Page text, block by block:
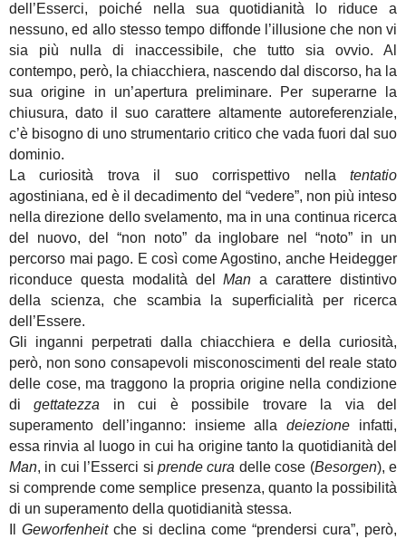
dell’Esserci, poiché nella sua quotidianità lo riduce a
nessuno, ed allo stesso tempo diffonde l’illusione che non vi
sia più nulla di inaccessibile, che tutto sia ovvio. Al
contempo, però, la chiacchiera, nascendo dal discorso, ha la
sua origine in un’apertura preliminare. Per superarne la
chiusura, dato il suo carattere altamente autoreferenziale,
c’è bisogno di uno strumentario critico che vada fuori dal suo
dominio.
La curiosità trova il suo corrispettivo nella tentatio
agostiniana, ed è il decadimento del “vedere”, non più inteso
nella direzione dello svelamento, ma in una continua ricerca
del nuovo, del “non noto” da inglobare nel “noto” in un
percorso mai pago. E così come Agostino, anche Heidegger
riconduce questa modalità del
Mana carattere distintivo
della scienza, che scambia la superficialità per ricerca
dell’Essere.
Gli inganni perpetrati dalla chiacchiera e della curiosità,
però, non sono consapevoli misconoscimenti del reale stato
delle cose, ma traggono la propria origine nella condizione
digettatezza in cui è possibile trovare la via del
superamento dell’inganno: insieme alladeiezione infatti,
essa rinvia al luogo in cui ha origine tanto la quotidianità del
Man, in cui l’Esserci si prende cura delle cose (Besorgen), e
si comprende come semplice presenza, quanto la possibilità
di un superamento della quotidianità stessa.
Geworfenheit che si declina come “prendersi cura”, però,